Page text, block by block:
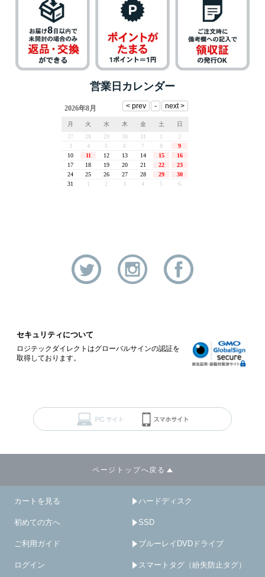
営業日カレンダー
セキュリティについて
ロジテックダイレクトはグローバルサインの認証を
取得しております。
ページトップへ戻る
カートを見る
初めての方へ
ご利用ガイド
ログイン
ハードディスク
SSD
ブルーレイDVDドライブ
スマートタグ（紛失防止タグ）